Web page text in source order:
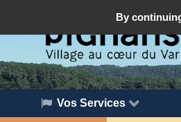
Vos Services
By